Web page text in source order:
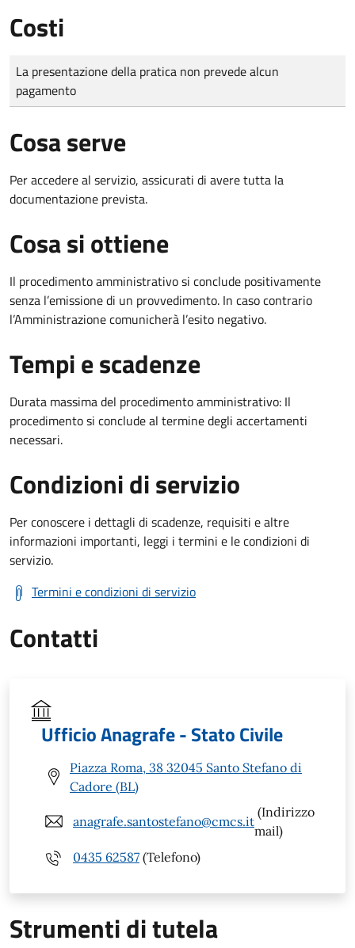
Costi
Tipo di pagamento
Importo
La presentazione della pratica non prevede alcun
pagamento
Cosa serve
Per accedere al servizio, assicurati di avere tutta la
documentazione prevista.
Cosa si ottiene
Il procedimento amministrativo si conclude positivamente
senza l’emissione di un provvedimento. In caso contrario
l’Amministrazione comunicherà l’esito negativo.
Tempi e scadenze
Durata massima del procedimento amministrativo: Il
procedimento si conclude al termine degli accertamenti
necessari.
Condizioni di servizio
Per conoscere i dettagli di scadenze, requisiti e altre
informazioni importanti, leggi i termini e le condizioni di
servizio.
Termini e condizioni di servizio
Contatti
Ufficio Anagrafe - Stato Civile
Piazza Roma, 38 32045 Santo Stefano di
Cadore (BL)
anagrafe.santostefano@cmcs.it
(Indirizzo
mail)
0435 62587 (Telefono)
Strumenti di tutela